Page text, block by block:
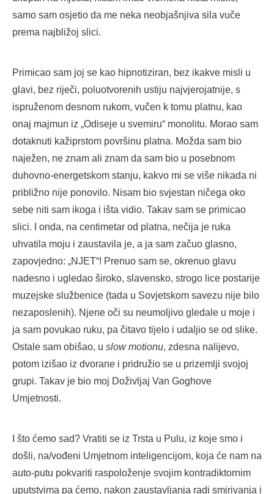
samo sam osjetio da me neka neobjašnjiva sila vuče
prema najbližoj slici.
Primicao sam joj se kao hipnotiziran, bez ikakve misli u
glavi, bez riječi, poluotvorenih ustiju najvjerojatnije, s
ispruženom desnom rukom, vučen k tomu platnu, kao
onaj majmun iz „Odiseje u svemiru“ monolitu. Morao sam
dotaknuti kažiprstom površinu platna. Možda sam bio
naježen, ne znam ali znam da sam bio u posebnom
duhovno-energetskom stanju, kakvo mi se više nikada ni
približno nije ponovilo. Nisam bio svjestan ničega oko
sebe niti sam ikoga i išta vidio. Takav sam se primicao
slici. I onda, na centimetar od platna, nečija je ruka
uhvatila moju i zaustavila je, a ja sam začuo glasno,
zapovjedno: „NJET“! Prenuo sam se, okrenuo glavu
nadesno i ugledao široko, slavensko, strogo lice postarije
muzejske službenice (tada u Sovjetskom savezu nije bilo
nezaposlenih). Njene oči su neumoljivo gledale u moje i
ja sam povukao ruku, pa čitavo tijelo i udaljio se od slike.
Ostale sam obišao, u slow motionu, zdesna nalijevo,
potom izišao iz dvorane i pridružio se u prizemlji svojoj
grupi. Takav je bio moj Doživljaj Van Goghove
Umjetnosti.
I što ćemo sad? Vratiti se iz Trsta u Pulu, iz koje smo i
došli, na/vođeni Umjetnom inteligencijom, koja će nam na
auto-putu pokvariti raspoloženje svojim kontradiktornim
uputstvima pa ćemo, nakon zaustavljanja radi smirivanja i